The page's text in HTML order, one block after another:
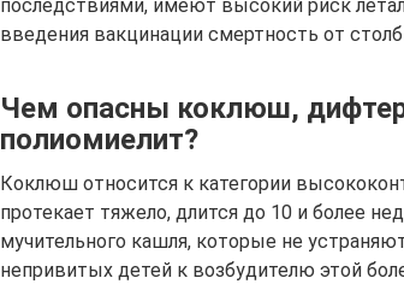
последствиями, имеют высокий риск
введения вакцинации смертность от
Чем опасны коклюш,
полиомиелит?
Коклюш относится к категории
протекает тяжело, длится до 10 и более
мучительного кашля, которые не
непривитых детей к возбудителю этой